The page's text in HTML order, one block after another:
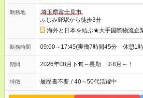
勤務地
埼玉県富士見市
ふじみ野駅から徒歩3分
海外と日本を結ぶ★大手国際物流企
勤務時間 09:00～17:45(実働7時間45分 休憩1
期間 2026年08月下旬～長期 ※8月～！
特徴 履歴書不要 / 40～50代活躍中